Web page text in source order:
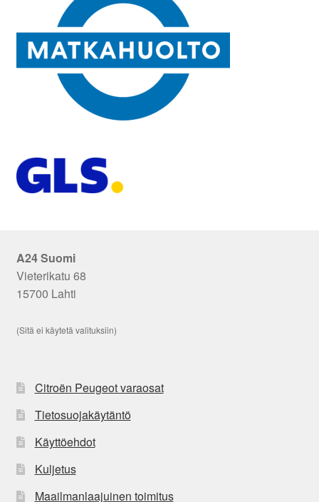
A24 Suomi
Vieterikatu 68
15700 Lahti
(Sitä ei käytetä valituksiin)
Citroën Peugeot varaosat
Tietosuojakäytäntö
Käyttöehdot
Kuljetus
Maailmanlaajuinen toimitus